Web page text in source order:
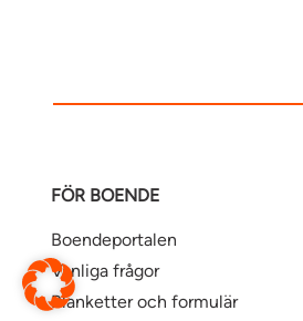
FÖR BOENDE
Boendeportalen
Vanliga frågor
Blanketter och formulär